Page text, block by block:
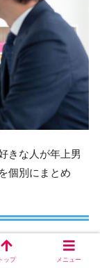
きな人が年上男
を個別にまとめ
トップ メニュー